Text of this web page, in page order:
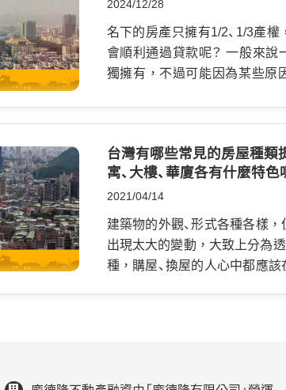
厝。 以上這些都可能形成持分
見可分為兩種：分別共有與公同
有指的是每位所有權人都有明
子由A、B兩人共同持有，A持
每個人所擁有的權利範圍。 分
算價值。 例如房屋市值1,000
之1，理論上他擁有的持分價
意，這只是價值概念，不代表
度、原貸款餘額與實際處分風險
通常常見於繼承。 這種狀態下
產，但沒有明確區分每個人的
個人都有對房屋的權利，但權
種：一、是繼承而來的。二、是
有分為兩種持分方式：分別共有
的是每一位所有權人，有明確
處份所持有的那部分，例如貸
人，並未劃分出個別的持有比
持分房屋可以進行買賣嗎？ 可
產權複雜，因此在買賣過程中
持分房屋的問題，記得往下看
2024/12/28
名下的房產只擁有1/2、1/3產
會順利通過貸款呢？ 一般來說
獨擁有，不過可能因為某些原
分房屋分成兩個種類，分別是
有」，若想確認自己擁有哪些權
來確認，持有方式不同也會影響
台灣有哪些常見的房屋種類
寓、大樓、華廈各有什麼特色
2021/04/14
建築物的外觀、形式各種各樣
出現太大的變動，大致上分為透
種，購屋、換屋的人心中都應